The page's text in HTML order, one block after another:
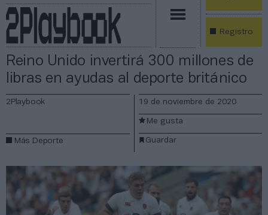
Registro
Reino Unido invertirá 300 millones de
libras en ayudas al deporte británico
2Playbook
Más Deporte
19 de noviembre de 2020
Guardar
Me gusta